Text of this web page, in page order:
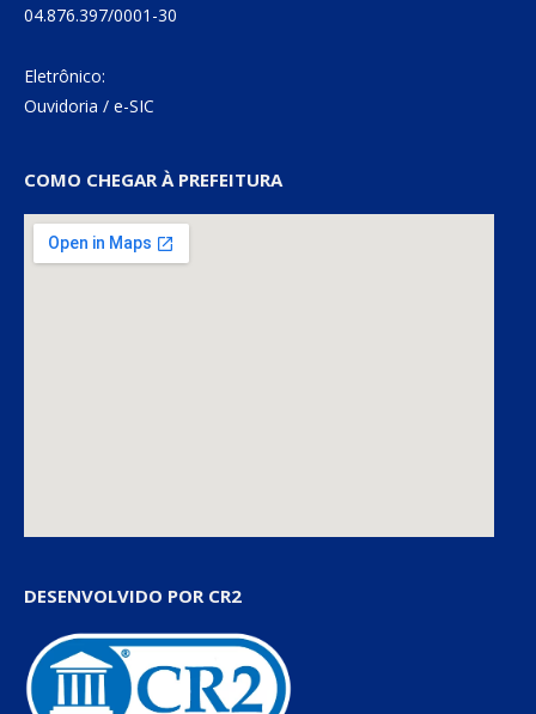
04.876.397/0001-30
Eletrônico:
Ouvidoria / e-SIC
COMO CHEGAR À PREFEITURA
DESENVOLVIDO POR CR2